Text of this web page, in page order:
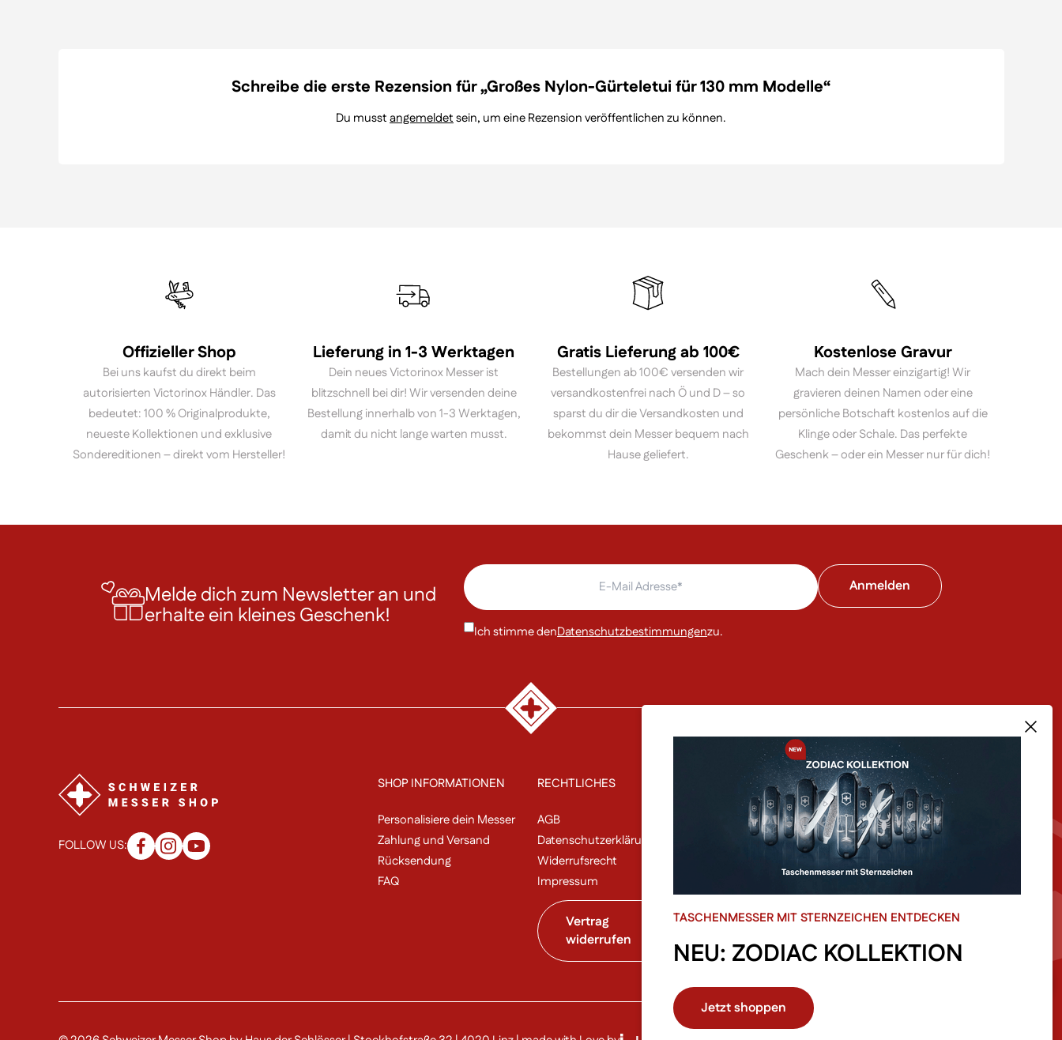
Schreibe die erste Rezension für „Großes Nylon-Gürteletui für 130 mm Modelle“
Du musstangemeldetsein, um eine Rezension veröffentlichen zu können.
Offizieller Shop
Bei uns kaufst du direkt beim
autorisierten Victorinox Händler. Das
bedeutet: 100 % Originalprodukte,
neueste Kollektionen und exklusive
Sondereditionen – direkt vom Hersteller!
Lieferung in 1-3 Werktagen
Dein neues Victorinox Messer ist
blitzschnell bei dir! Wir versenden deine
Bestellung innerhalb von 1-3 Werktagen,
damit du nicht lange warten musst.
Gratis Lieferung ab 100€
Bestellungen ab 100€ versenden wir
versandkostenfrei nach Ö und D – so
sparst du dir die Versandkosten und
bekommst dein Messer bequem nach
Hause geliefert.
Kostenlose Gravur
Mach dein Messer einzigartig! Wir
gravieren deinen Namen oder eine
persönliche Botschaft kostenlos auf die
Klinge oder Schale. Das perfekte
Geschenk – oder ein Messer nur für dich!
Melde dich zum Newsletter an und
erhalte ein kleines Geschenk!
Ich stimme denDatenschutzbestimmungenzu.
FOLLOW US:
SHOP INFORMATIONEN
Personalisiere dein Messer
Zahlung und Versand
Rücksendung
FAQ
RECHTLICHES
AGB
Datenschutzerklärung
Widerrufsrecht
Impressum
Vertrag
widerrufen
PRODUKTE IM SHOP
Unsere Bestseller
Alle Kategorien im Shop
ÜBER UNS
Team
Unsere Story
Filialen
Blog
TASCHENMESSER MIT STERNZEICHEN ENTDECKEN
NEU: ZODIAC KOLLEKTION
Jetzt shoppen